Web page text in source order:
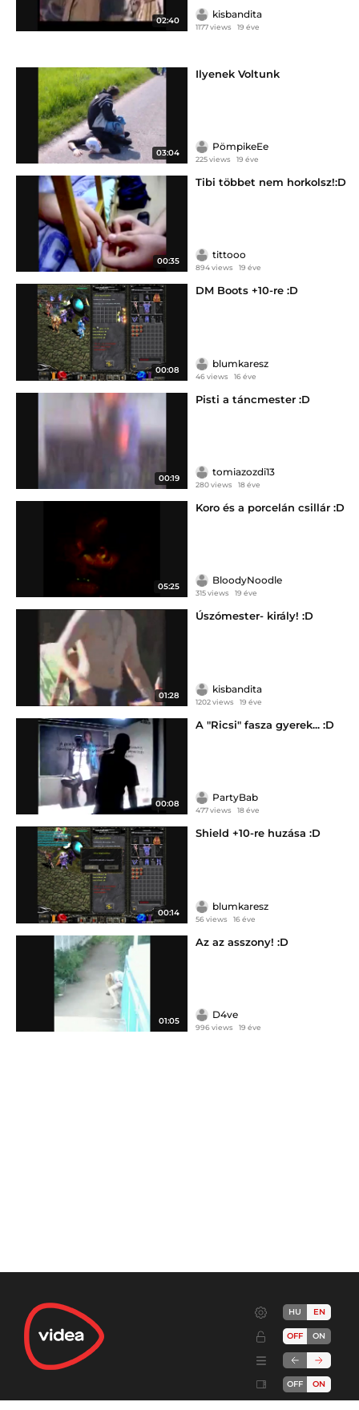
02:40
kisbandita
1177 views 19 éve
03:04
Ilyenek Voltunk
PömpikeEe
225 views 19 éve
00:35
Tibi többet nem horkolsz!:D
tittooo
894 views 19 éve
00:08
DM Boots +10-re :D
blumkaresz
46 views 16 éve
00:19
Pisti a táncmester :D
tomiazozdi13
280 views 18 éve
05:25
Koro és a porcelán csillár :D
BloodyNoodle
315 views 19 éve
01:28
Úszómester- király! :D
kisbandita
1202 views 19 éve
00:08
A "Ricsi" fasza gyerek... :D
PartyBab
477 views 18 éve
00:14
Shield +10-re huzása :D
blumkaresz
56 views 16 éve
01:05
Az az asszony! :D
D4ve
996 views 19 éve
HU EN
OFF ON
OFF ON